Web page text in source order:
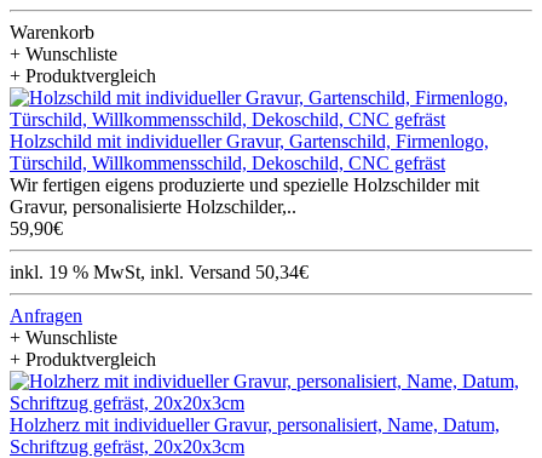
Warenkorb
+ Wunschliste
+ Produktvergleich
Holzschild mit individueller Gravur, Gartenschild, Firmenlogo,
Türschild, Willkommensschild, Dekoschild, CNC gefräst
Wir fertigen eigens produzierte und spezielle Holzschilder mit
Gravur, personalisierte Holzschilder,..
59,90€
inkl. 19 % MwSt, inkl. Versand 50,34€
Anfragen
+ Wunschliste
+ Produktvergleich
Holzherz mit individueller Gravur, personalisiert, Name, Datum,
Schriftzug gefräst, 20x20x3cm